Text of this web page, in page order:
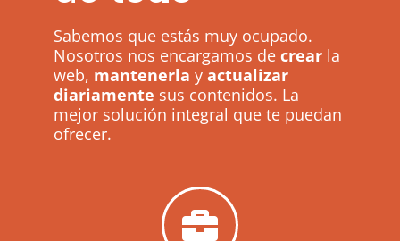
Sabemos que estás muy ocupado.
Nosotros nos encargamos de crear la
web, mantenerla y actualizar
diariamente sus contenidos. La
mejor solución integral que te puedan
ofrecer.